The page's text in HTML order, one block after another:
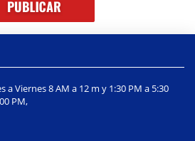
Viernes 8 AM a 12 m y 1:30 PM a 5:30
PM,